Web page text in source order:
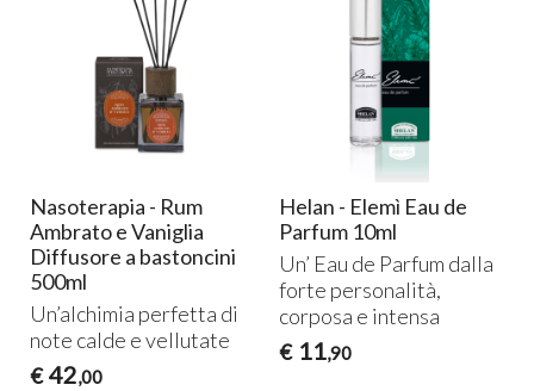
Nasoterapia - Rum
Ambrato e Vaniglia
Diffusore a bastoncini
500ml
Un’alchimia perfetta di
note calde e vellutate
€ 42,00
Helan - Elemì Eau de
Parfum 10ml
Un’ Eau de Parfum dalla
forte personalità,
corposa e intensa
€ 11,90